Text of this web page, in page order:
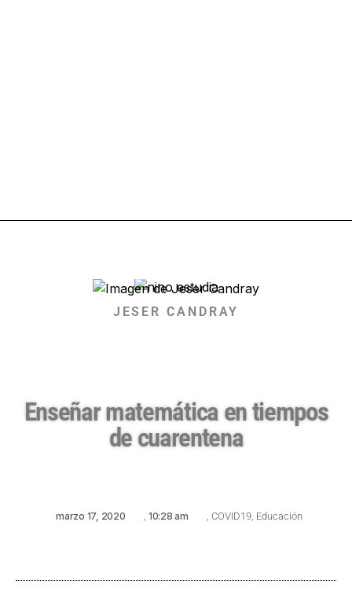
JESER CANDRAY
Enseñar matemática en tiempos
de cuarentena
marzo 17, 2020 , 10:28 am , COVID19, Educación